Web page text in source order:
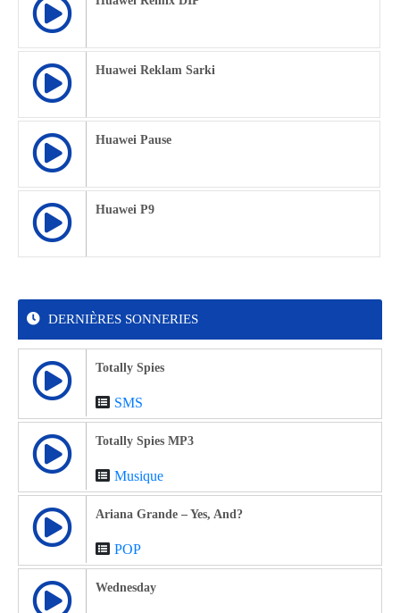
Huawei Reklam Sarki
Huawei Pause
Huawei P9
DERNIÈRES SONNERIES
Totally Spies
SMS
Totally Spies MP3
Musique
Ariana Grande – Yes, And?
POP
Wednesday